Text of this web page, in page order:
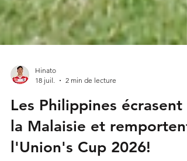
Hinato
18 juil.
2 min de lecture
Les Philippines écrasent
la Malaisie et remportent